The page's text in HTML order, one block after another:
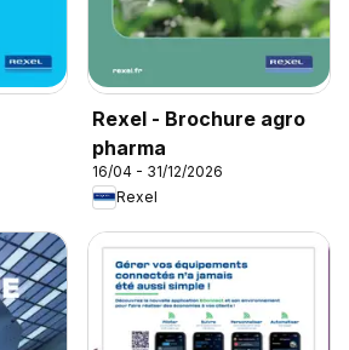
Rexel - Brochure agro
pharma
16/04 - 31/12/2026
Rexel